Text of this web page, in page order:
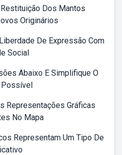
Dos Mantos
Originários
De Expressão Com
Social
Abaixo E Simplifique O
Possível
Representações Gráficas
No Mapa
Representam Um Tipo De